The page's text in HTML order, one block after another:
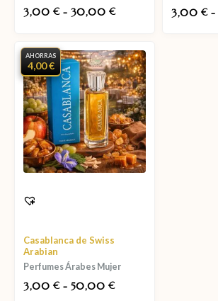
3,00 € - 30,00 € 3,00 € -
AHORRAS
4,00 €
Casablanca de Swiss
Arabian
Perfumes Árabes Mujer
3,00 € - 50,00 €